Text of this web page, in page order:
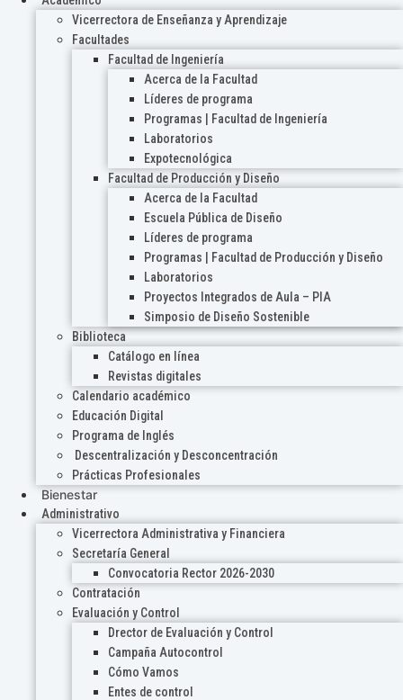
Vicerrectora de Enseñanza y Aprendizaje
Facultades
Facultad de Ingeniería
Acerca de la Facultad
Líderes de programa
Programas | Facultad de Ingeniería
Laboratorios
Expotecnológica
Facultad de Producción y Diseño
Acerca de la Facultad
Escuela Pública de Diseño
Líderes de programa
Programas | Facultad de Producción y Diseño
Laboratorios
Proyectos Integrados de Aula – PIA
Simposio de Diseño Sostenible
Biblioteca
Catálogo en línea
Revistas digitales
Calendario académico
Educación Digital
Programa de Inglés
Descentralización y Desconcentración
Prácticas Profesionales
Bienestar
Administrativo
Vicerrectora Administrativa y Financiera
Secretaría General
Convocatoria Rector 2026-2030
Contratación
Evaluación y Control
Drector de Evaluación y Control
Campaña Autocontrol
Cómo Vamos
Entes de control